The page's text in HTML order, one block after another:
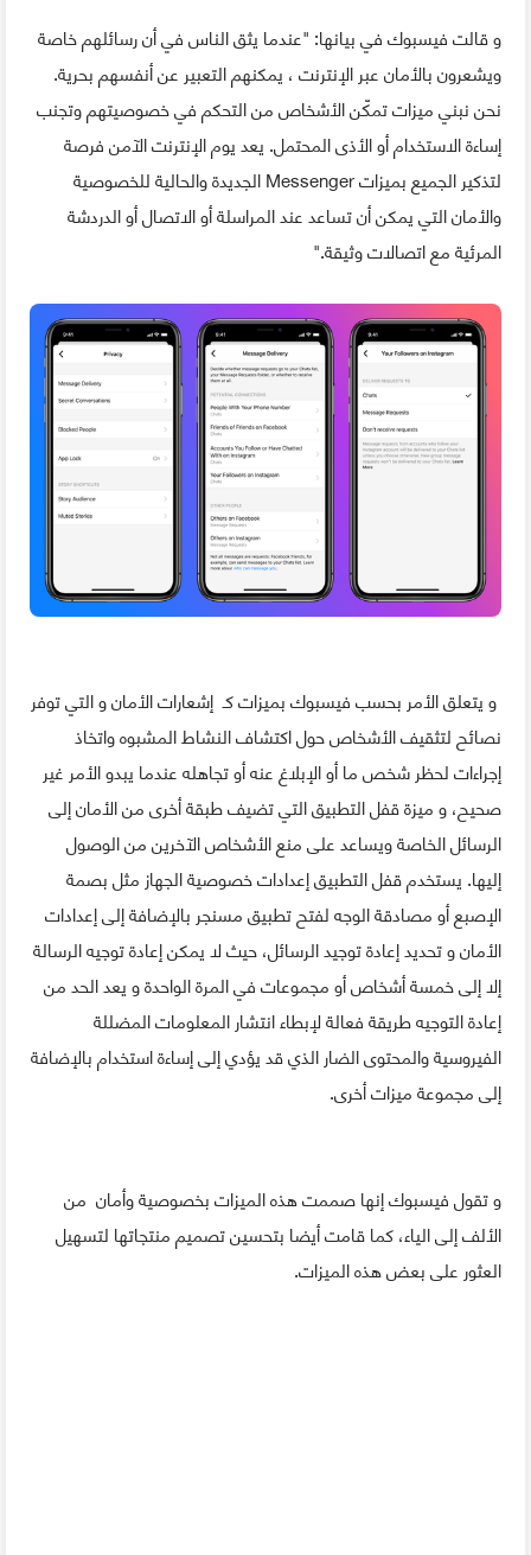
و قالت فيسبوك في بيانها: "عندما يثق الناس في أن رسائلهم خاصة
ويشعرون بالأمان عبر الإنترنت ، يمكنهم التعبير عن أنفسهم بحرية.
نحن نبني ميزات تمكّن الأشخاص من التحكم في خصوصيتهم وتجنب
إساءة الاستخدام أو الأذى المحتمل. يعد يوم الإنترنت الآمن فرصة
لتذكير الجميع بميزات Messenger الجديدة والحالية للخصوصية
والأمان التي يمكن أن تساعد عند المراسلة أو الاتصال أو الدردشة
المرئية مع اتصالات وثيقة."
و يتعلق الأمر بحسب فيسبوك بميزات كـ إشعارات الأمان و التي توفر
نصائح لتثقيف الأشخاص حول اكتشاف النشاط المشبوه واتخاذ
إجراءات لحظر شخص ما أو الإبلاغ عنه أو تجاهله عندما يبدو الأمر غير
صحيح، و ميزة قفل التطبيق التي تضيف طبقة أخرى من الأمان إلى
الرسائل الخاصة ويساعد على منع الأشخاص الآخرين من الوصول
إليها. يستخدم قفل التطبيق إعدادات خصوصية الجهاز مثل بصمة
الإصبع أو مصادقة الوجه لفتح تطبيق مسنجر بالإضافة إلى إعدادات
الأمان و تحديد إعادة توجيد الرسائل، حيث لا يمكن إعادة توجيه الرسالة
إلا إلى خمسة أشخاص أو مجموعات في المرة الواحدة و يعد الحد من
إعادة التوجيه طريقة فعالة لإبطاء انتشار المعلومات المضللة
الفيروسية والمحتوى الضار الذي قد يؤدي إلى إساءة استخدام بالإضافة
إلى مجموعة ميزات أخرى.
و تقول فيسبوك إنها صممت هذه الميزات بخصوصية وأمان من
الألف إلى الياء، كما قامت أيضا بتحسين تصميم منتجاتها لتسهيل
العثور على بعض هذه الميزات.